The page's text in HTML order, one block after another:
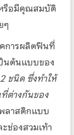
รือมีคุณสมบัติ
ๆ
การผลิตฟินที่
นต้นแบบของ
ชนิด ซึ่งทำให้
ต่างกันของ
ลาสติกแบบ
ช่องสวมเท้า